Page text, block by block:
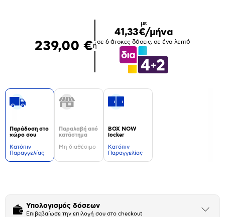
239,00 €ή
με
41,33€/μήνα
σε 6 άτοκες δόσεις, σε ένα λεπτό
Παράδοση στο
χώρο σου
Kατόπιν
Παραγγελίας
Παραλαβή από
κατάστημα
Μη διαθέσιμο
BOX NOW
locker
Kατόπιν
Παραγγελίας
Υπολογισμός δόσεων
Επιβεβαίωσε την επιλογή σου στο checkout
Άνοιξε